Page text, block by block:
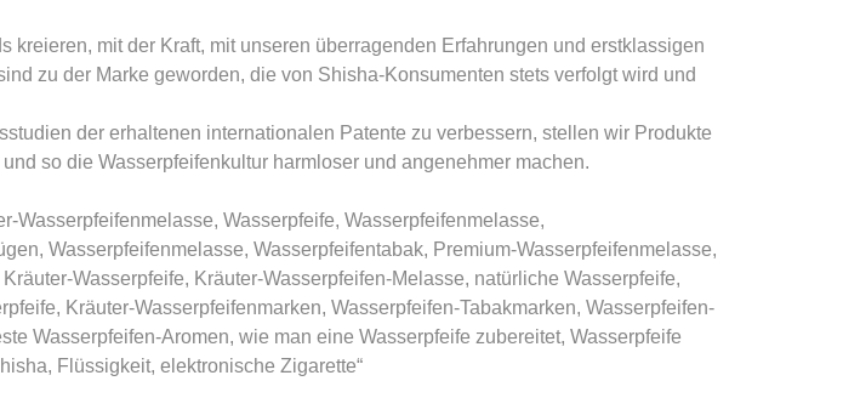
mit der Kraft, mit unseren überragenden Erfahrungen und erstklassigen
zu der Marke geworden, die von Shisha-Konsumenten stets verfolgt wird und
der erhaltenen internationalen Patente zu verbessern, stellen wir Produkte
so die Wasserpfeifenkultur harmloser und angenehmer machen.
Wasserpfeifenmelasse, Wasserpfeife, Wasserpfeifenmelasse,
Wasserpfeifenmelasse, Wasserpfeifentabak, Premium-Wasserpfeifenmelasse,
Wasserpfeife, Kräuter-Wasserpfeifen-Melasse, natürliche Wasserpfeife,
Kräuter-Wasserpfeifenmarken, Wasserpfeifen-Tabakmarken, Wasserpfeifen-
Wasserpfeifen-Aromen, wie man eine Wasserpfeife zubereitet, Wasserpfeife
Flüssigkeit, elektronische Zigarette“